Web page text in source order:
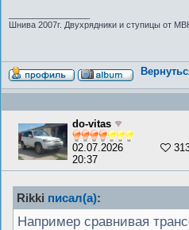
Шнива 2007г. Двухрядники и ступицы от
do-vitas
02.07.2026
20:37
Rikki писал(а):
Например сравнивая